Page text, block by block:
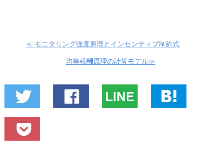
≪ モニタリング強度原理とインセンティブ制約式
均等報酬原理の計算モデル≫